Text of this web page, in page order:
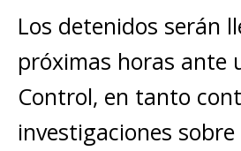
Los detenidos serán
próximas horas ante
Control, en tanto
investigaciones sobre